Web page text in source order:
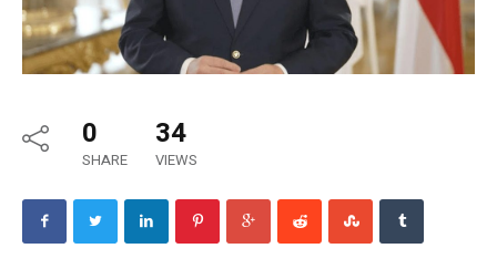
0
SHARE
34
VIEWS